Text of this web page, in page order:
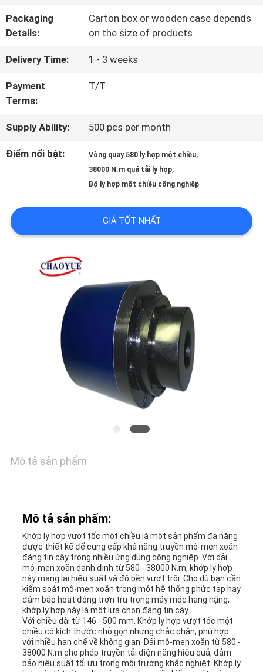
QUAN
NHÀ
MÁY
KIỂM
SOÁT
CHẤT
LIÊN
CHÚNG
HỢP
CẦU
BÁO
GIÁ
ĐỒ
Packaging
Details:
Carton box or wooden case depends
on the size of products
Delivery Time: 1 - 3 weeks
Payment
Terms:
T/T
Supply Ability: 500 pcs per month
Điểm nổi bật: Vòng quay 580 ly hợp một chiều,
38000 N.m quá tải ly hợp,
Bộ ly hợp một chiều công nghiệp
GIÁ TỐT NHẤT
Mô tả sản phẩm
Mô tả sản phẩm:
Khớp ly hợp vượt tốc một chiều là một sản phẩm đa năng
được thiết kế để cung cấp khả năng truyền mô-men xoắn
đáng tin cậy trong nhiều ứng dụng công nghiệp. Với dải
mô-men xoắn danh định từ 580 - 38000 N.m, khớp ly hợp
này mang lại hiệu suất và độ bền vượt trội. Cho dù bạn cần
kiểm soát mô-men xoắn trong một hệ thống phức tạp hay
đảm bảo hoạt động trơn tru trong máy móc hạng nặng,
khớp ly hợp này là một lựa chọn đáng tin cậy.
Với chiều dài từ 146 - 500 mm, Khớp ly hợp vượt tốc một
chiều có kích thước nhỏ gọn nhưng chắc chắn, phù hợp
với nhiều hạn chế về không gian. Dải mô-men xoắn từ 580 -
38000 N.m cho phép truyền tải điện năng hiệu quả, đảm
bảo hiệu suất tối ưu trong môi trường khắc nghiệt. Khớp ly